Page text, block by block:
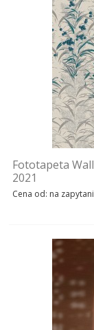
Fototapeta
2021
Cena od: na